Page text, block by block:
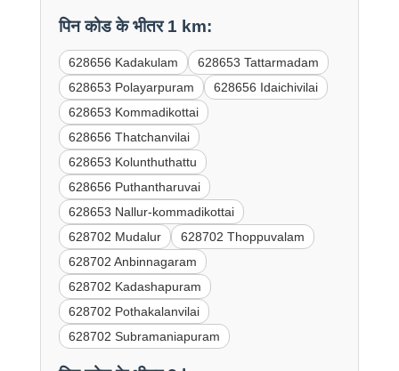
पिन कोड के भीतर 1 km:
628656 Kadakulam
628653 Tattarmadam
628653 Polayarpuram
628656 Idaichivilai
628653 Kommadikottai
628656 Thatchanvilai
628653 Kolunthuthattu
628656 Puthantharuvai
628653 Nallur-kommadikottai
628702 Mudalur
628702 Thoppuvalam
628702 Anbinnagaram
628702 Kadashapuram
628702 Pothakalanvilai
628702 Subramaniapuram